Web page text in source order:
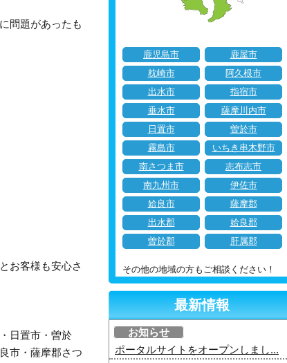
問題があったも
お客様も安心さ
日置市・曽於
市・薩摩郡さつ
鹿児島市
鹿屋市
枕崎市
阿久根市
出水市
指宿市
垂水市
薩摩川内市
日置市
曽於市
霧島市
いちき串木野市
南さつま市
志布志市
南九州市
伊佐市
姶良市
薩摩郡
出水郡
姶良郡
曽於郡
肝属郡
その他の地域の方もご相談ください！
最新情報
お知らせ
ポータルサイトをオープンしまし...